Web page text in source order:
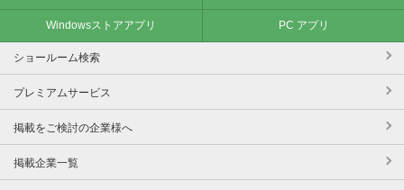
Windowsストアアプリ PC アプリ
ショールーム検索
プレミアムサービス
掲載をご検討の企業様へ
掲載企業一覧